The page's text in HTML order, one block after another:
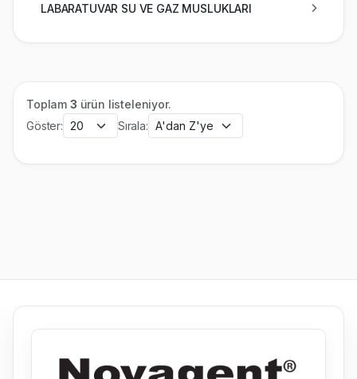
LABARATUVAR SU VE GAZ MUSLUKLARI
Toplam 3 ürün listeleniyor.
Göster:
Sırala: